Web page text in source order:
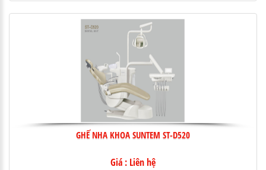
GHẾ NHA KHOA SUNTEM ST-D520
Giá : Liên hệ